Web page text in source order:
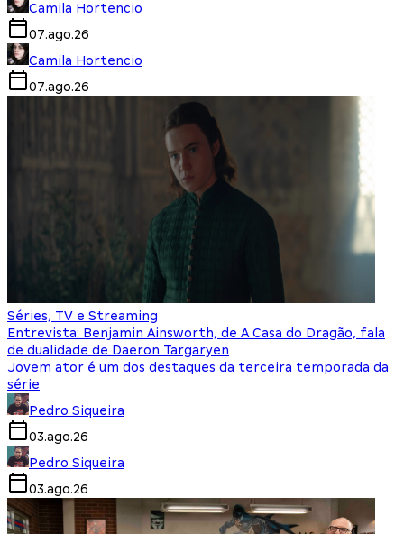
Camila Hortencio
07.ago.26
Camila Hortencio
07.ago.26
Séries, TV e Streaming
Entrevista: Benjamin Ainsworth, de A Casa do Dragão, fala
de dualidade de Daeron Targaryen
Jovem ator é um dos destaques da terceira temporada da
série
Pedro Siqueira
03.ago.26
Pedro Siqueira
03.ago.26